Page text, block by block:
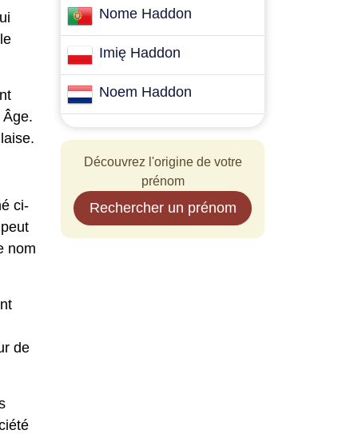
ci-
nom
de
Nome Haddon
Imię Haddon
Noem Haddon
Découvrez l'origine de votre
prénom
Rechercher un prénom